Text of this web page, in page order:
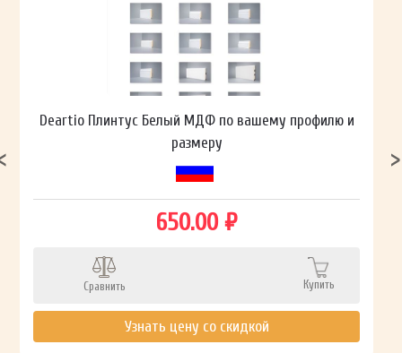
Deartio Плинтус Белый МДФ по вашему профилю и
размеру
650.00 ₽
Сравнить Купить
Узнать цену со скидкой